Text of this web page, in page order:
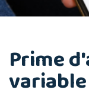
Prime
variable